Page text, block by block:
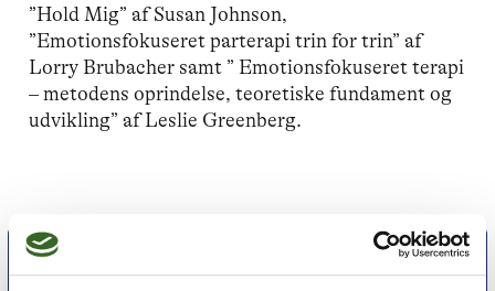
”Hold Mig” af Susan Johnson,
”Emotionsfokuseret parterapi trin for trin” af
Lorry Brubacher samt ” Emotionsfokuseret terapi
– metodens oprindelse, teoretiske fundament og
udvikling” af Leslie Greenberg.